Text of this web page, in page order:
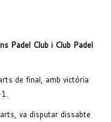
Padel Club i Club Padel
de final, amb victòria
va disputar dissabte